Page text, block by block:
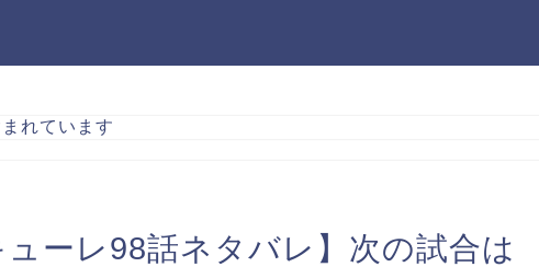
れています
ューレ98話ネタバレ】次の試合は